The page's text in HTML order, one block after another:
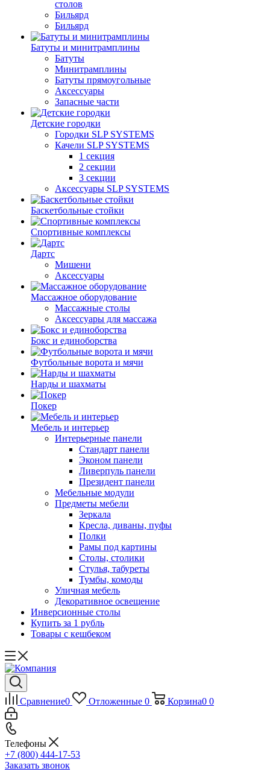
столов
Бильяpд
Бильяpд
Батуты и минитрамплины
Батуты
Минитрамплины
Батуты прямоугольные
Аксессуары
Запасные части
Детские городки
Городки SLP SYSTEMS
Качели SLP SYSTEMS
1 секция
2 секции
3 секции
Аксессуары SLP SYSTEMS
Баскетбольные стойки
Спортивные комплексы
Дартс
Мишени
Аксессуары
Массажное оборудование
Массажные столы
Аксессуары для массажа
Бокс и единоборства
Футбольные ворота и мячи
Нарды и шахматы
Покер
Мебель и интерьер
Интерьерные панели
Стандарт панели
Эконом панели
Ливерпуль панели
Президент панели
Мебельные модули
Предметы мебели
Зеркала
Кресла, диваны, пуфы
Полки
Рамы под картины
Столы, столики
Стулья, табуреты
Тумбы, комоды
Уличная мебель
Декоративное освещение
Инверсионные столы
Купить за 1 рубль
Товары с кешбеком
Сравнение0 Отложенные 0 Корзина0 0
Телефоны
+7 (800) 444-17-53
Заказать звонок